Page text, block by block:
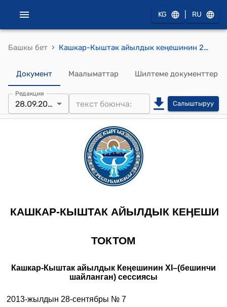
KG RU
Башкы бет › Кашкар-Кыштак айылдык кеңешинин 2013-жылдын 28-сентябрындагы № 7 "Айыл өкмөтүнүн салык бөлүмүн компьютерлер менен камсыздоо жөнүндө" токтому
Документ Маалыматтар Шилтеме документтер
Редакция
28.09.2013 Салыштыруу